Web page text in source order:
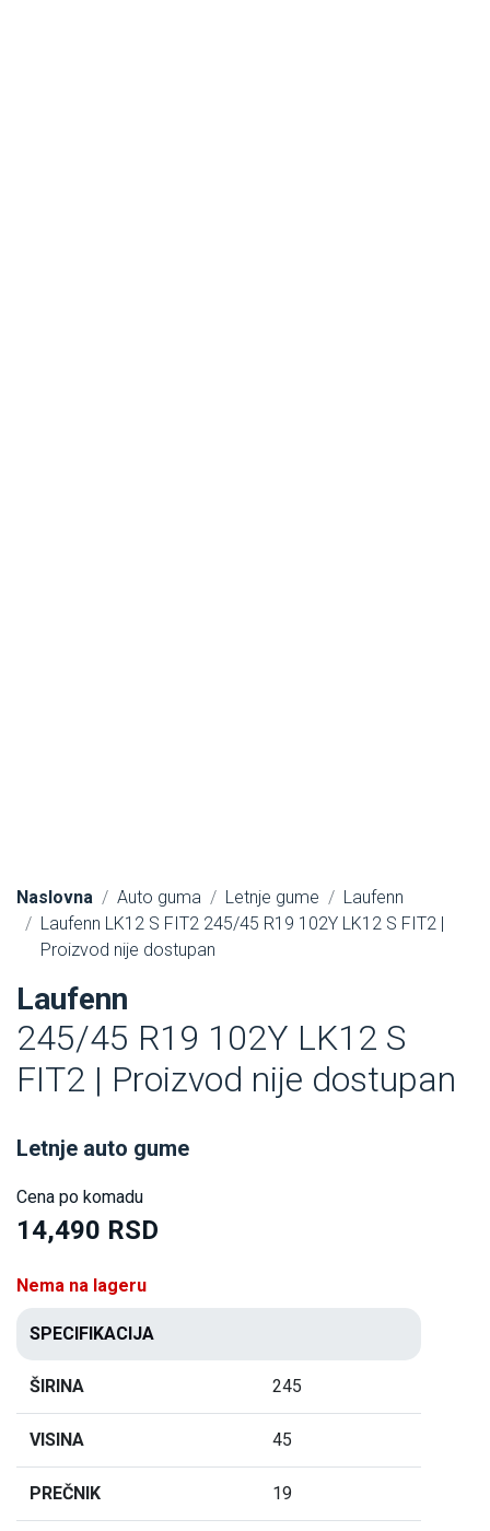
Naslovna Auto guma Letnje gume
Laufenn
Laufenn LK12 S FIT2 245/45 R19 102Y LK12 S FIT2 |
Proizvod nije dostupan
Laufenn
245/45 R19 102Y LK12 S
FIT2 | Proizvod nije dostupan
Letnje auto gume
Cena po komadu
14,490 RSD
Nema na lageru
SPECIFIKACIJA
ŠIRINA 245
VISINA 45
PREČNIK 19